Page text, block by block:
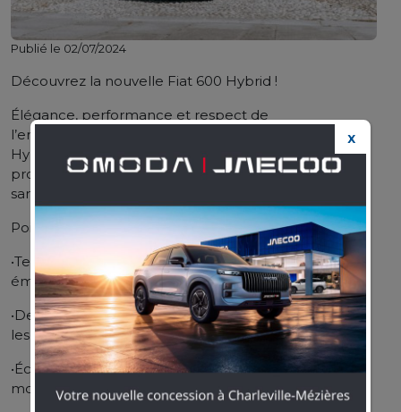
Publié le 02/07/2024
Découvrez la nouvelle Fiat 600 Hybrid !
Élégance, performance et respect de
l’environnement se rencontrent dans la Fiat 600
Hybrid. Avec sa technologie hybride de pointe,
profitez d’une conduite fluide et éco-responsable
sans compromis sur le style.
Points forts :
•Technologie hybride pour une réduction des
émissions de CO2
•Design moderne et iconique, parfait pour la ville et
les longs trajets
•Économie de carburant, pour aller plus loin avec
moins
X